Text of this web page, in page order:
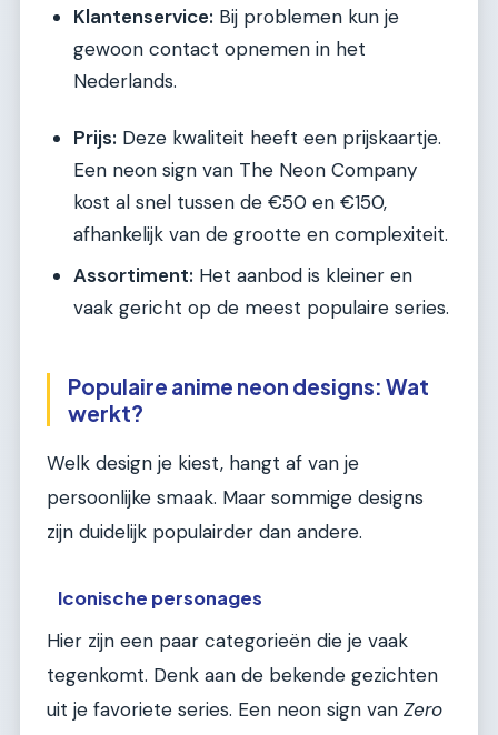
Klantenservice: Bij problemen kun je
gewoon contact opnemen in het
Nederlands.
Prijs: Deze kwaliteit heeft een prijskaartje.
Een neon sign van The Neon Company
kost al snel tussen de €50 en €150,
afhankelijk van de grootte en complexiteit.
Assortiment: Het aanbod is kleiner en
vaak gericht op de meest populaire series.
Populaire anime neon designs: Wat
werkt?
Welk design je kiest, hangt af van je
persoonlijke smaak. Maar sommige designs
zijn duidelijk populairder dan andere.
Iconische personages
Hier zijn een paar categorieën die je vaak
tegenkomt. Denk aan de bekende gezichten
uit je favoriete series. Een neon sign van Zero